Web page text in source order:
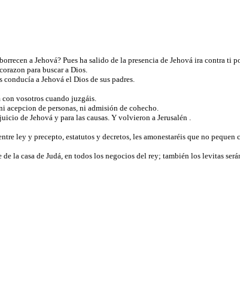
a Jehová? Pues ha salido de la presencia de Jehová ira contra ti
para buscar a Dios.
a Jehová el Dios de sus padres.
vosotros cuando juzgáis.
acepcion de personas, ni admisión de cohecho.
de Jehová y para las causas. Y volvieron a Jerusalén .
ley y precepto, estatutos y decretos, les amonestaréis que no
la casa de Judá, en todos los negocios del rey; también los levitas